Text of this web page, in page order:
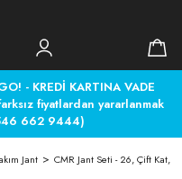
- KREDİ KARTINA VADE
fiyatlardan yararlanmak
662 9444)
Jant CMR Jant Seti - 26, Çift Kat,